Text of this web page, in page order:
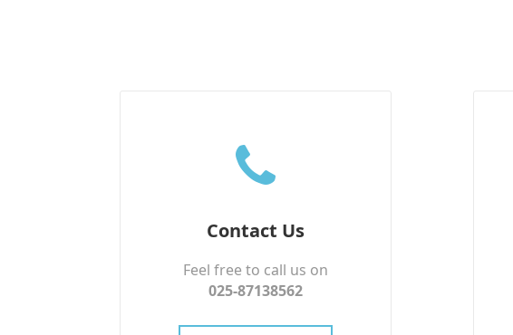
Contact Us
Feel free to call us on
025-87138562